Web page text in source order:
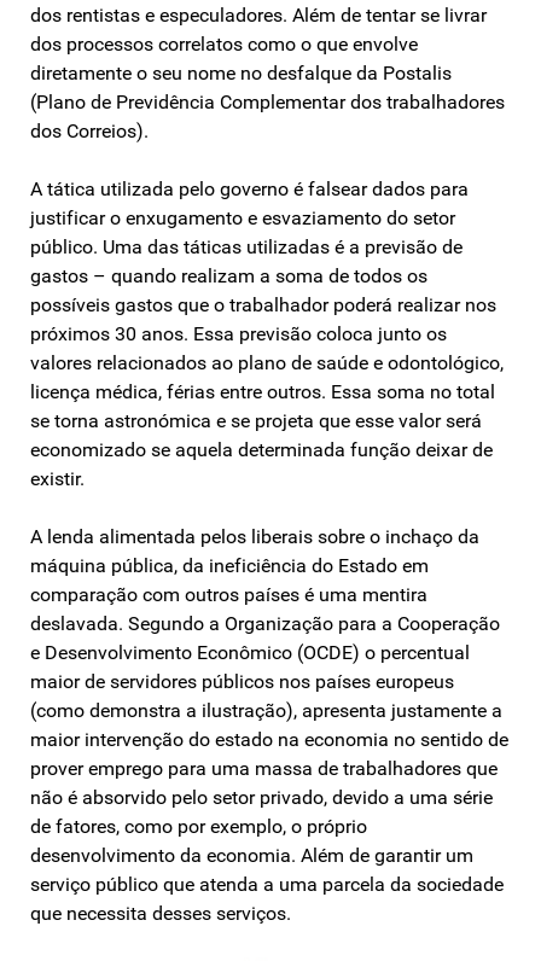
dos rentistas e especuladores. Além de tentar se livrar
dos processos correlatos como o que envolve
diretamente o seu nome no desfalque da Postalis
(Plano de Previdência Complementar dos trabalhadores
dos Correios).
A tática utilizada pelo governo é falsear dados para
justificar o enxugamento e esvaziamento do setor
público. Uma das táticas utilizadas é a previsão de
gastos – quando realizam a soma de todos os
possíveis gastos que o trabalhador poderá realizar nos
próximos 30 anos. Essa previsão coloca junto os
valores relacionados ao plano de saúde e odontológico,
licença médica, férias entre outros. Essa soma no total
se torna astronómica e se projeta que esse valor será
economizado se aquela determinada função deixar de
existir.
A lenda alimentada pelos liberais sobre o inchaço da
máquina pública, da ineficiência do Estado em
comparação com outros países é uma mentira
deslavada. Segundo a Organização para a Cooperação
e Desenvolvimento Econômico (OCDE) o percentual
maior de servidores públicos nos países europeus
(como demonstra a ilustração), apresenta justamente a
maior intervenção do estado na economia no sentido de
prover emprego para uma massa de trabalhadores que
não é absorvido pelo setor privado, devido a uma série
de fatores, como por exemplo, o próprio
desenvolvimento da economia. Além de garantir um
serviço público que atenda a uma parcela da sociedade
que necessita desses serviços.